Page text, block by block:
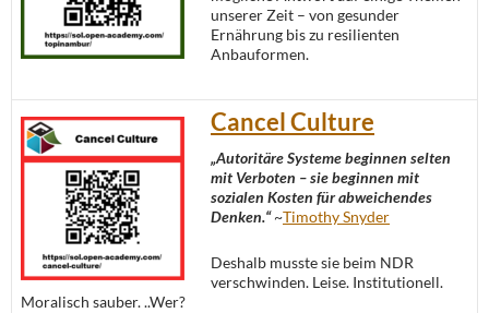
unserer Zeit – von gesunder
Ernährung bis zu resilienten
Anbauformen.
Cancel Culture
„Autoritäre Systeme beginnen selten
mit Verboten – sie beginnen mit
sozialen Kosten für abweichendes
Denken.“~Timothy Snyder
Deshalb musste sie beim NDR
verschwinden. Leise. Institutionell.
Moralisch sauber. ..Wer?